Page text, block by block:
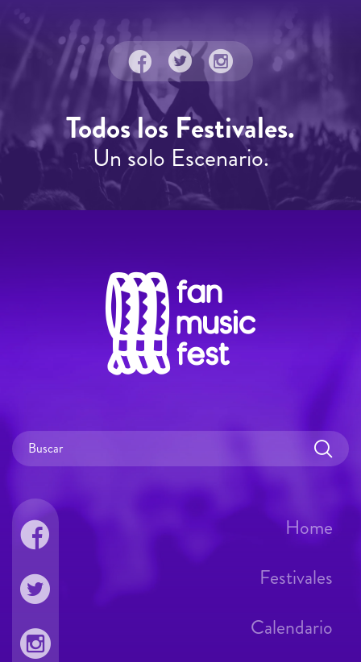
Todos los Festivales.
Un solo Escenario.
Home
Festivales
Calendario